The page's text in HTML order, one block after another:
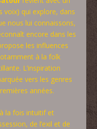
voix) qui explore, dans
nous lui connaissons,
encore dans les
les influences
à la folk
L’inspiration
vers les genres
années.
la fois intuitif et
de l’exil et de